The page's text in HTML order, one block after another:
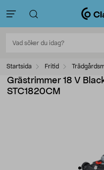
Startsida Fritid
Grästrimmer 18 V
STC1820CM